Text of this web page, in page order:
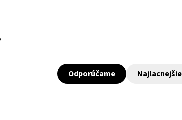
Odporúčame Najlacnejšie